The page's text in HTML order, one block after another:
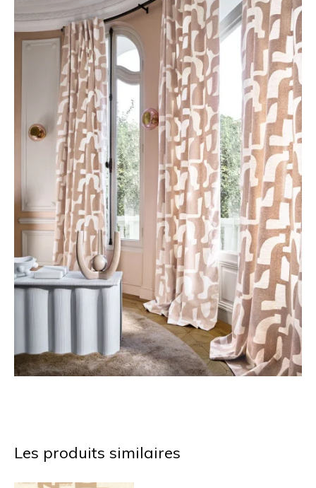
Les produits similaires